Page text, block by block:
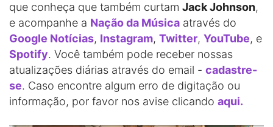
que conheça que também curtam Jack Johnson,
e acompanhe a Nação da Música através do
Google Notícias, Instagram, Twitter, YouTube, e
Spotify. Você também pode receber nossas
atualizações diárias através do email - cadastre-
se. Caso encontre algum erro de digitação ou
informação, por favor nos avise clicando aqui.